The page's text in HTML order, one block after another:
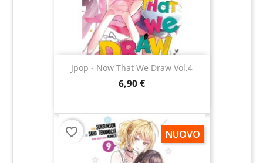
Jpop - Now That We Draw Vol.4
6,90 €
NUOVO
favorite_border